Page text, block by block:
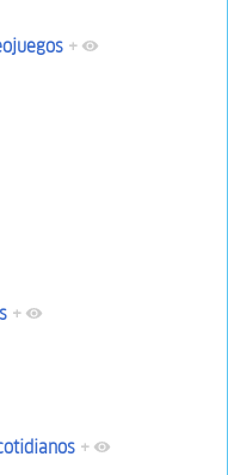
+
+
+